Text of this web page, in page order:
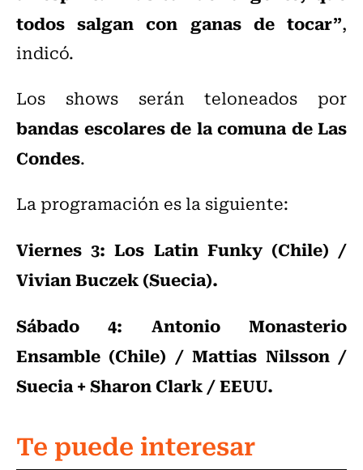
todos salgan con ganas de tocar”,
indicó.
Los shows serán teloneados por
bandas escolares de la comuna de Las
Condes.
La programación es la siguiente:
Viernes 3: Los Latin Funky (Chile) /
Vivian Buczek (Suecia).
Sábado 4: Antonio Monasterio
Ensamble (Chile) / Mattias Nilsson /
Suecia + Sharon Clark / EEUU.
Te puede interesar